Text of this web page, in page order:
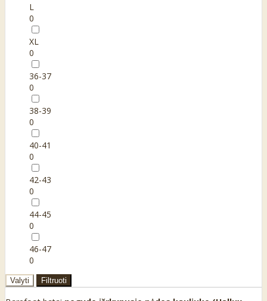
L
0
XL
0
36-37
0
38-39
0
40-41
0
42-43
0
44-45
0
46-47
0
Valyti Filtruoti